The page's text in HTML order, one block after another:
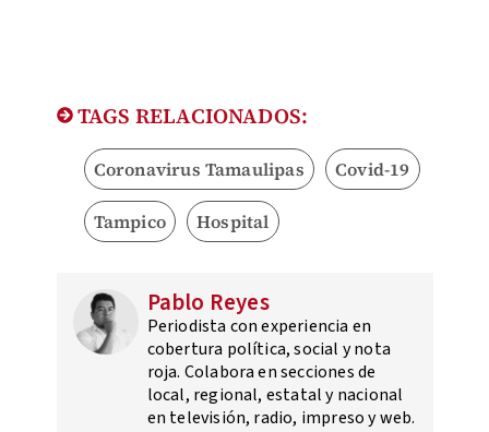
TAGS RELACIONADOS:
Coronavirus Tamaulipas Covid-19
Tampico Hospital
Pablo Reyes
Periodista con experiencia en
cobertura política, social y nota
roja. Colabora en secciones de
local, regional, estatal y nacional
en televisión, radio, impreso y web.